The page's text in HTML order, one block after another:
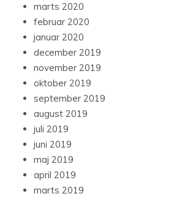
marts 2020
februar 2020
januar 2020
december 2019
november 2019
oktober 2019
september 2019
august 2019
juli 2019
juni 2019
maj 2019
april 2019
marts 2019